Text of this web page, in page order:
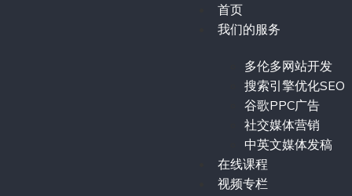
首页
我们的服务
多伦多网站开发
搜索引擎优化SEO
谷歌PPC广告
社交媒体营销
中英文媒体发稿
在线课程
视频专栏